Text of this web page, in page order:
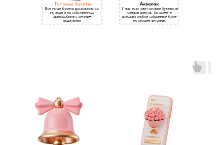
Готовые букеты
Все наши букеты доставляются
на воде и на собственном
цветомобиле с личным
водителем
У нас есть уже готовые букеты из
свежих цветов. Вы можете
заказать любой собранный букет
на онлайн-витрине.
Аквапак